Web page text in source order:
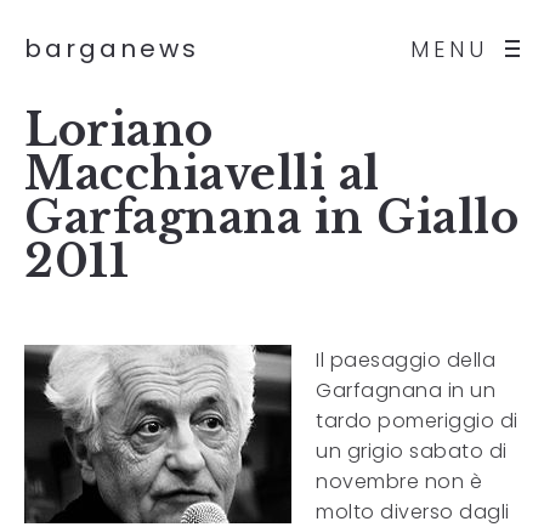
MENU
barganews
Loriano
Macchiavelli al
Garfagnana in Giallo
2011
Il paesaggio della
Garfagnana in un
tardo pomeriggio di
un grigio sabato di
novembre non è
molto diverso dagli